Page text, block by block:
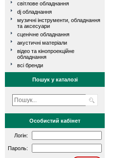
світлове обладнання
dj обладнання
музичні інструменти, обладнання
та аксесуари
сценічне обладнання
акустичні матеріали
відео та кінопроекційне
обладнання
всі бренди
Пошук у каталозі
Особистий кабінет
Логін:
Пароль: